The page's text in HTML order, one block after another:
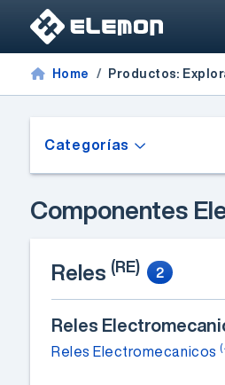
Home Productos:
Categorías
Componentes
Reles (RE) 2
Reles
Reles Electromecanicos